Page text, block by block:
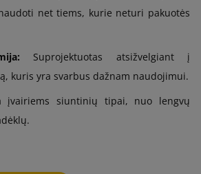
net tiems, kurie neturi pakuotės
Suprojektuotas atsižvelgiant į
kuris yra svarbus dažnam naudojimui.
įvairiems siuntinių tipai, nuo lengvų